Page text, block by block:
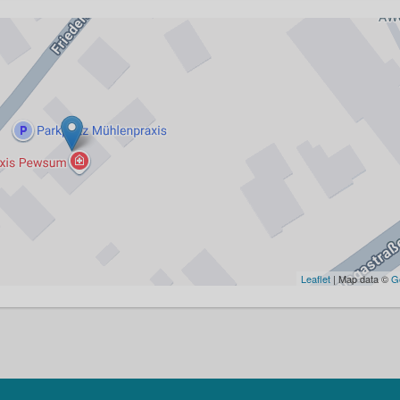
Leaflet | Map data ©